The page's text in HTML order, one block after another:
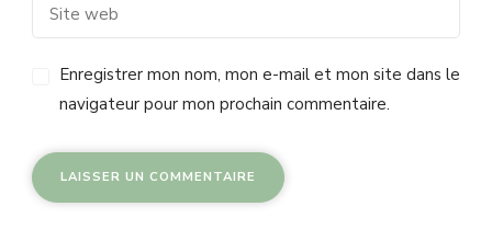
Enregistrer mon nom, mon e-mail et mon site dans le
navigateur pour mon prochain commentaire.